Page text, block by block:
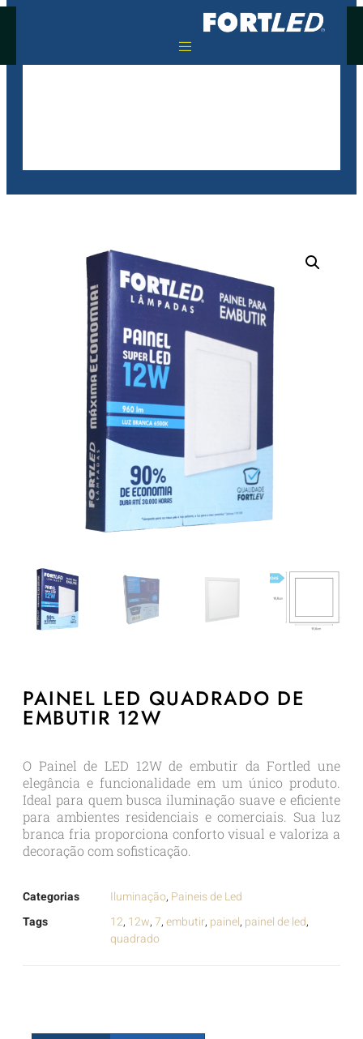
PAINEL LED QUADRADO DE
EMBUTIR 12W
O Painel de LED 12W de embutir da Fortled une
elegância e funcionalidade em um único produto.
Ideal para quem busca iluminação suave e eficiente
para ambientes residenciais e comerciais. Sua luz
branca fria proporciona conforto visual e valoriza a
decoração com sofisticação.
Categorias Iluminação, Paineis de Led
Tags
12, 12w,7,embutir, painel, painel de led,
quadrado